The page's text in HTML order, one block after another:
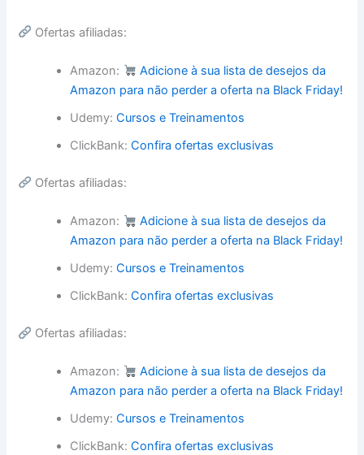
Ofertas afiliadas:
Amazon:
Adicione à sua lista de desejos da
Amazon para não perder a oferta na Black Friday!
Udemy:Cursos e Treinamentos
ClickBank:Confira ofertas exclusivas
Ofertas afiliadas:
Amazon:
Adicione à sua lista de desejos da
Amazon para não perder a oferta na Black Friday!
Udemy:Cursos e Treinamentos
ClickBank:Confira ofertas exclusivas
Ofertas afiliadas:
Amazon:
Adicione à sua lista de desejos da
Amazon para não perder a oferta na Black Friday!
Udemy:Cursos e Treinamentos
ClickBank:Confira ofertas exclusivas